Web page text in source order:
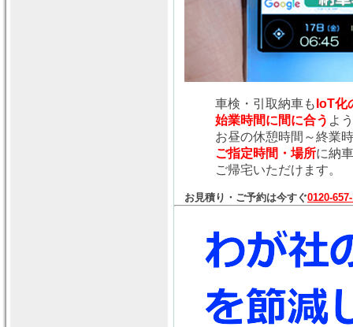
車検・引取納車も IoT化
始業時間に間に合う よ
お昼の休憩時間～終業
ご指定時間・場所に納
ご帰宅いただけます。
お見積り・ご予約は今すぐ0120-